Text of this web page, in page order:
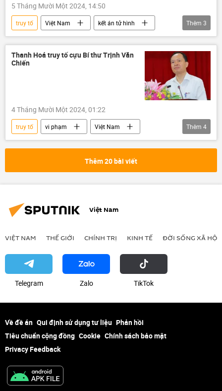
5 Tháng Mười Một 2024, 14:50
truy tố Việt Nam
kết án tử hình
Pháp luật
Thế giới nhận hối lộ
Thêm 3
Thanh Hoá truy tố cựu Bí thư Trịnh Văn
Chiến
4 Tháng Mười Một 2024, 01:22
truy tố vi phạm
Việt Nam
thông tin
Pháp luật
doanh nghiệp
Thêm 4
Thêm 20 bài viết
Việt Nam
VIỆT NAM THẾ GIỚI CHÍNH TRỊ KINH TẾ ĐỜI SỐNG XÃ HỘI
Telegram Zalo ТikТоk
Về đề án Qui định sử dụng tư liệu Phản hồi
Tiêu chuẩn cộng đồng Cookie Chính sách bảo mật
Privacy Feedback